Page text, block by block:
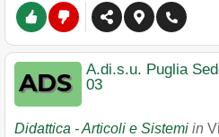
A.di.s.u. Puglia
03
Didattica - Articoli e Sistemi in